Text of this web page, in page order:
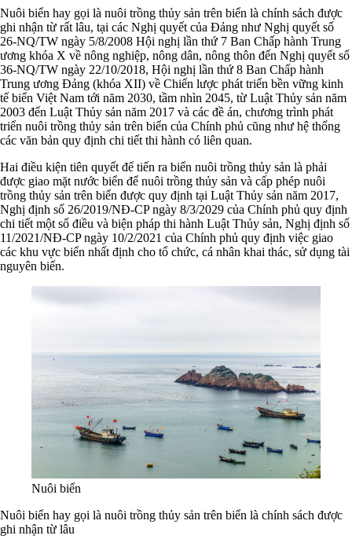
Nuôi biển hay gọi là nuôi trồng thủy sản trên biển là chính sách được
ghi nhận từ rất lâu, tại các Nghị quyết của Đảng như Nghị quyết số
26-NQ/TW ngày 5/8/2008 Hội nghị lần thứ 7 Ban Chấp hành Trung
ương khóa X về nông nghiệp, nông dân, nông thôn đến Nghị quyết số
36-NQ/TW ngày 22/10/2018, Hội nghị lần thứ 8 Ban Chấp hành
Trung ương Đảng (khóa XII) về Chiến lược phát triển bền vững kinh
tế biển Việt Nam tới năm 2030, tầm nhìn 2045, từ Luật Thủy sản năm
2003 đến Luật Thủy sản năm 2017 và các đề án, chương trình phát
triển nuôi trồng thủy sản trên biển của Chính phủ cũng như hệ thống
các văn bản quy định chi tiết thi hành có liên quan.
Hai điều kiện tiên quyết để tiến ra biển nuôi trồng thủy sản là phải
được giao mặt nước biển để nuôi trồng thủy sản và cấp phép nuôi
trồng thủy sản trên biển được quy định tại Luật Thủy sản năm 2017,
Nghị định số 26/2019/NĐ-CP ngày 8/3/2029 của Chính phủ quy định
chi tiết một số điều và biện pháp thi hành Luật Thủy sản, Nghị định số
11/2021/NĐ-CP ngày 10/2/2021 của Chính phủ quy định việc giao
các khu vực biển nhất định cho tổ chức, cá nhân khai thác, sử dụng tài
nguyên biển.
Nuôi biển
Nuôi biển hay gọi là nuôi trồng thủy sản trên biển là chính sách được
ghi nhận từ lâu